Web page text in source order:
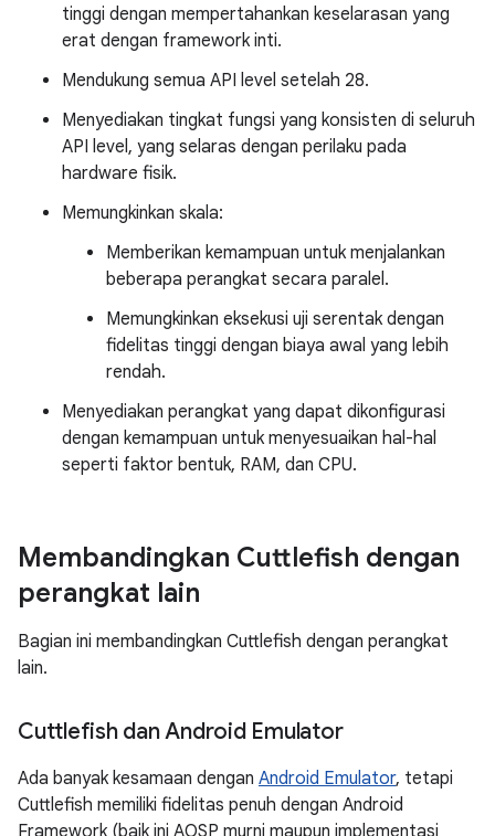
tinggi dengan mempertahankan keselarasan yang
erat dengan framework inti.
Mendukung semua API level setelah 28.
Menyediakan tingkat fungsi yang konsisten di seluruh
API level, yang selaras dengan perilaku pada
hardware fisik.
Memungkinkan skala:
Memberikan kemampuan untuk menjalankan
beberapa perangkat secara paralel.
Memungkinkan eksekusi uji serentak dengan
fidelitas tinggi dengan biaya awal yang lebih
rendah.
Menyediakan perangkat yang dapat dikonfigurasi
dengan kemampuan untuk menyesuaikan hal-hal
seperti faktor bentuk, RAM, dan CPU.
Membandingkan Cuttlefish dengan
perangkat lain
Bagian ini membandingkan Cuttlefish dengan perangkat
lain.
Cuttlefish dan Android Emulator
Ada banyak kesamaan dengan Android Emulator, tetapi
Cuttlefish memiliki fidelitas penuh dengan Android
Framework (baik ini AOSP murni maupun implementasi